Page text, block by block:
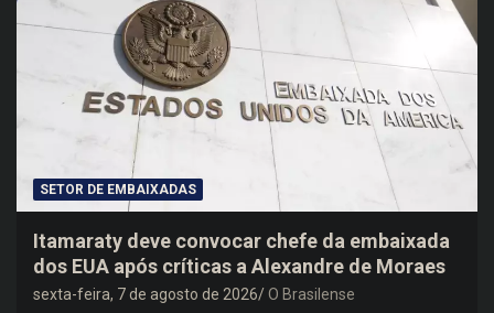
SETOR DE EMBAIXADAS
Itamaraty deve convocar chefe da embaixada
dos EUA após críticas a Alexandre de Moraes
sexta-feira, 7 de agosto de 2026 O Brasilense